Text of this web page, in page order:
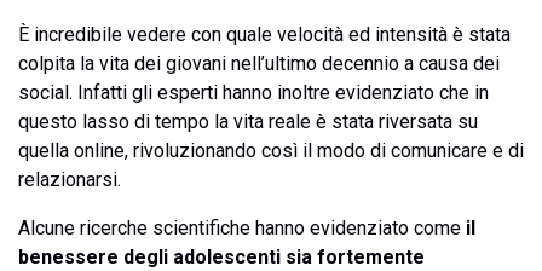
È incredibile vedere con quale velocità ed intensità è stata
colpita la vita dei giovani nell’ultimo decennio a causa dei
social. Infatti gli esperti hanno inoltre evidenziato che in
questo lasso di tempo la vita reale è stata riversata su
quella online, rivoluzionando così il modo di comunicare e di
relazionarsi.
Alcune ricerche scientifiche hanno evidenziato come il
benessere degli adolescenti sia fortemente